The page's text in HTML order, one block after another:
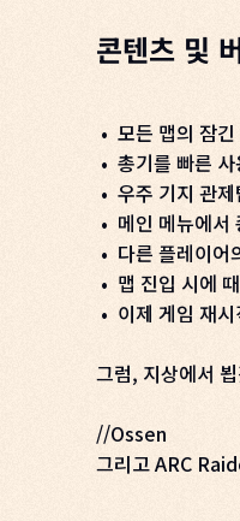
콘텐츠 및
• 모든 맵의 잠
• 총기를 빠른
• 우주 기지 관
• 메인 메뉴에서
• 다른 플레이어
• 맵 진입 시에
• 이제 게임 재
그럼, 지상에서
//Ossen
그리고 ARC